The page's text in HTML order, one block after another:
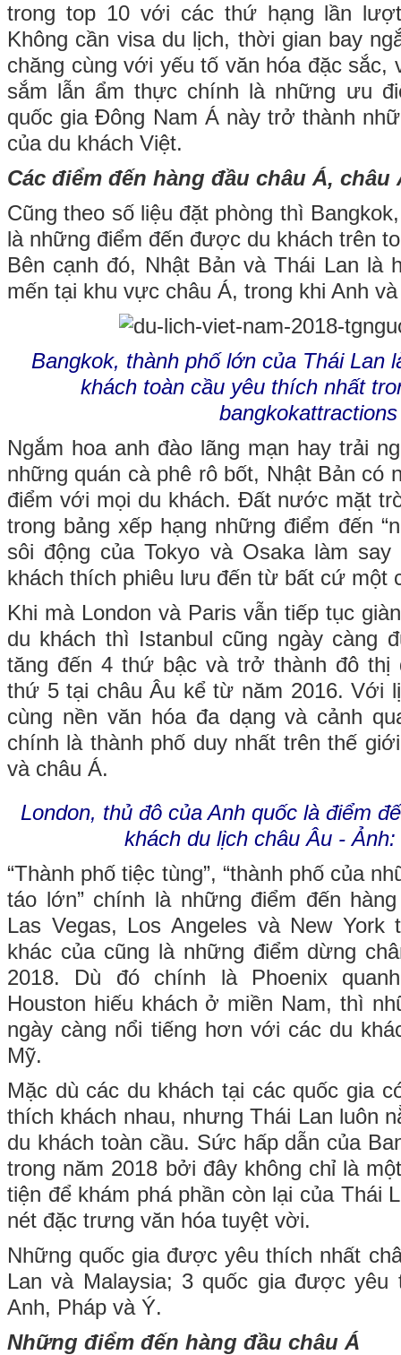
trong top 10 với các thứ hạng lần
Không cần visa du lịch, thời gian bay
chăng cùng với yếu tố văn hóa đặc sắc,
sắm lẫn ẩm thực chính là những ưu
quốc gia Đông Nam Á này trở thành
của du khách Việt.
Các điểm đến hàng đầu châu Á, châu
Cũng theo số liệu đặt phòng thì
là những điểm đến được du khách trên
Bên cạnh đó, Nhật Bản và Thái Lan là
mến tại khu vực châu Á, trong khi Anh
Bangkok, thành phố lớn của Thái Lan
khách toàn cầu yêu thích nhất
bangkokattractions
Ngắm hoa anh đào lãng mạn hay trải
những quán cà phê rô bốt, Nhật Bản có
điểm với mọi du khách. Đất nước mặt
trong bảng xếp hạng những điểm đến
sôi động của Tokyo và Osaka làm
khách thích phiêu lưu đến từ bất cứ một
Khi mà London và Paris vẫn tiếp tục
du khách thì Istanbul cũng ngày càng
tăng đến 4 thứ bậc và trở thành đô thị
thứ 5 tại châu Âu kể từ năm 2016. Với
cùng nền văn hóa đa dạng và cảnh
chính là thành phố duy nhất trên thế
và châu Á.
London, thủ đô của Anh quốc là điểm
khách du lịch châu Âu -
“Thành phố tiệc tùng”, “thành phố của
táo lớn” chính là những điểm đến
Las Vegas, Los Angeles và New York
khác của cũng là những điểm dừng
2018. Dù đó chính là Phoenix
Houston hiếu khách ở miền Nam, thì
ngày càng nổi tiếng hơn với các du
Mỹ.
Mặc dù các du khách tại các quốc gia
thích khách nhau, nhưng Thái Lan luôn
du khách toàn cầu. Sức hấp dẫn của
trong năm 2018 bởi đây không chỉ là
tiện để khám phá phần còn lại của Thái
nét đặc trưng văn hóa tuyệt vời.
Những quốc gia được yêu thích nhất
Lan và Malaysia; 3 quốc gia được yêu
Anh, Pháp và Ý.
Những điểm đến hàng đầu châu Á